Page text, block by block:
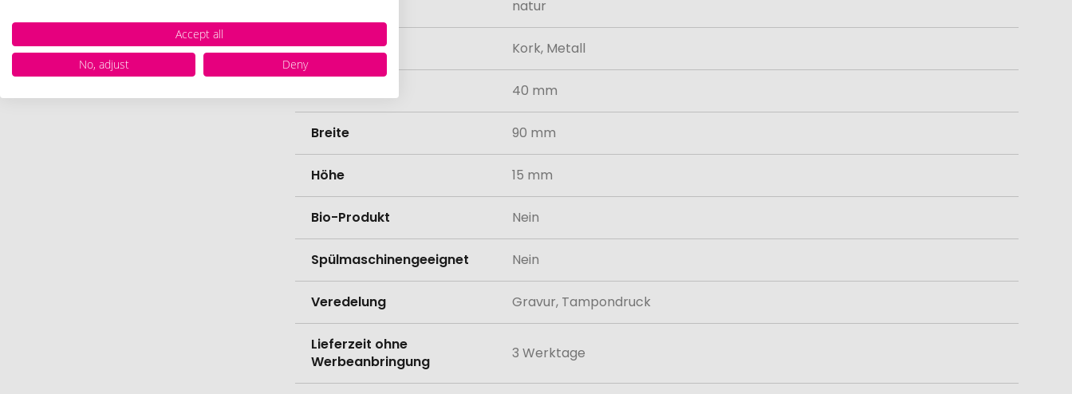
natur
Material Kork, Metall
40 mm
Breite 90 mm
Höhe 15 mm
Bio-Produkt Nein
Spülmaschinengeeignet Nein
Veredelung Gravur, Tampondruck
Lieferzeit ohne
Werbeanbringung
3 Werktage
Accept all
No, adjust
Deny